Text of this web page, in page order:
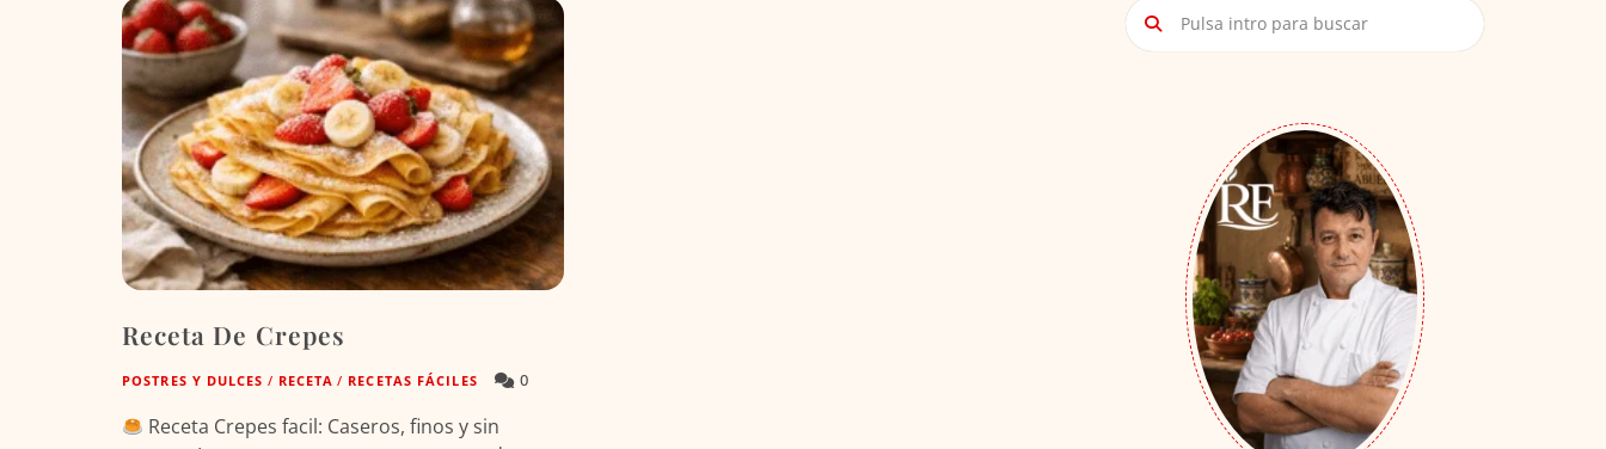
Receta De Crepes
POSTRES Y DULCES / RECETA / RECETAS FÁCILES 0
Receta Crepes facil: Caseros, finos y sin